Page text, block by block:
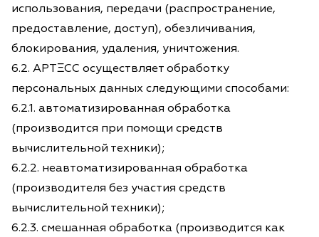
использования, передачи (распространение,
предоставление, доступ), обезличивания,
блокирования, удаления, уничтожения.
6.2. АРТΞСС осуществляет обработку
персональных данных следующими способами:
6.2.1. автоматизированная обработка
(производится при помощи средств
вычислительной техники);
6.2.2. неавтоматизированная обработка
(производителя без участия средств
вычислительной техники);
6.2.3. смешанная обработка (производится как